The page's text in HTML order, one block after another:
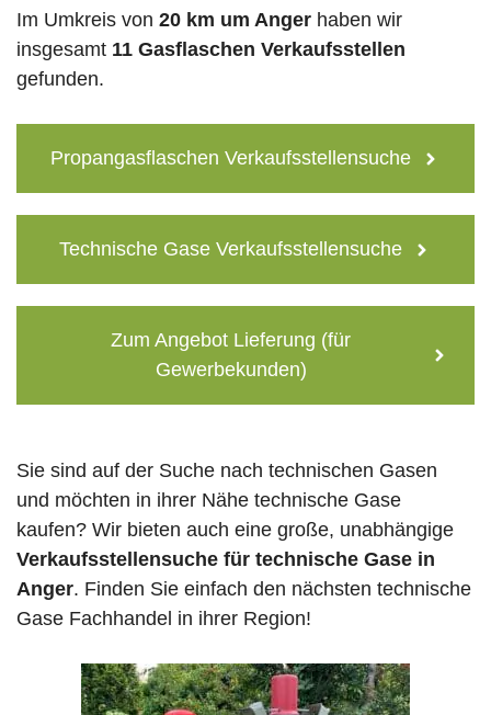
Im Umkreis von 20 km um Anger haben wir
insgesamt 11 Gasflaschen Verkaufsstellen
gefunden.
Propangasflaschen Verkaufsstellensuche
Technische Gase Verkaufsstellensuche
Zum Angebot Lieferung (für
Gewerbekunden)
Sie sind auf der Suche nach technischen Gasen
und möchten in ihrer Nähe technische Gase
kaufen? Wir bieten auch eine große, unabhängige
Verkaufsstellensuche für technische Gase in
Anger. Finden Sie einfach den nächsten technische
Gase Fachhandel in ihrer Region!